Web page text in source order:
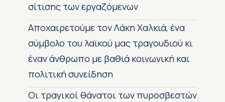
σίτισης των εργαζόμενων
Αποχαιρετούμε τον Λάκη Χαλκιά, ένα
σύμβολο του λαϊκού μας τραγουδιού κι
έναν άνθρωπο με βαθιά κοινωνική και
πολιτική συνείδηση
Οι τραγικοί θάνατοι των πυροσβεστών